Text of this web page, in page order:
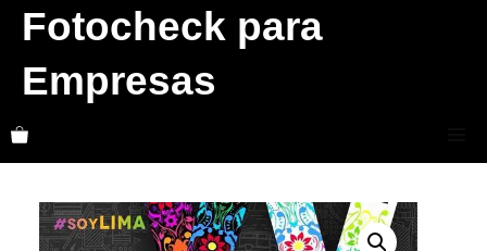
Skip
content
Fotocheck para
Empresas